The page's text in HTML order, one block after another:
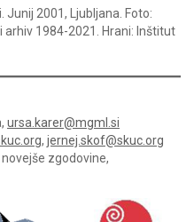
2001, Ljubljana. Foto:
arhiv 1984-2021. Hrani: Inštitut
ursa.karer@mgml.si
, jernej.skof@skuc.org
zgodovine,